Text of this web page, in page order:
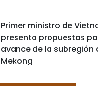
Primer ministro de
presenta propuestas
avance de la subregión
Mekong